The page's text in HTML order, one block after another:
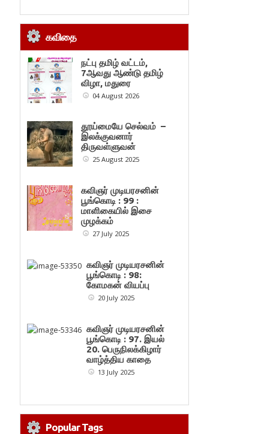
கவிதை
நட்பு தமிழ் வட்டம்,
7ஆவது ஆண்டு தமிழ்
விழா, மதுரை
04 August 2026
தூய்மையே செல்வம் –
இலக்குவனார்
திருவள்ளுவன்
25 August 2025
கவிஞர் முடியரசனின்
பூங்கொடி : 99 :
மாளிகையில் இசை
முழக்கம்
27 July 2025
கவிஞர் முடியரசனின்
பூங்கொடி : 98:
கோமகன் வியப்பு
20 July 2025
கவிஞர் முடியரசனின்
பூங்கொடி : 97. இயல்
20. பெருநிலக்கிழார்
வாழ்த்திய காதை
13 July 2025
Popular Tags